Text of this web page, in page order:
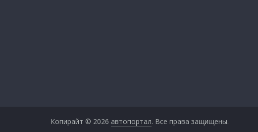
Копирайт © 2026 автопортал. Все права защищены.